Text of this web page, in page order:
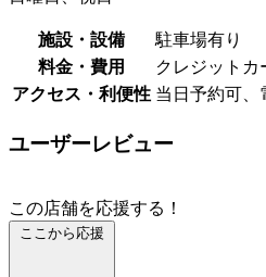
施設・設備
駐車場有り
料金・費用
クレジットカ
アクセス・利便性 当日予約可、
ユーザーレビュー
この店舗を応援する！
ここから応援